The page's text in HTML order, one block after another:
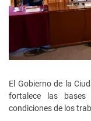
El Gobierno de la
fortalece las
condiciones de los